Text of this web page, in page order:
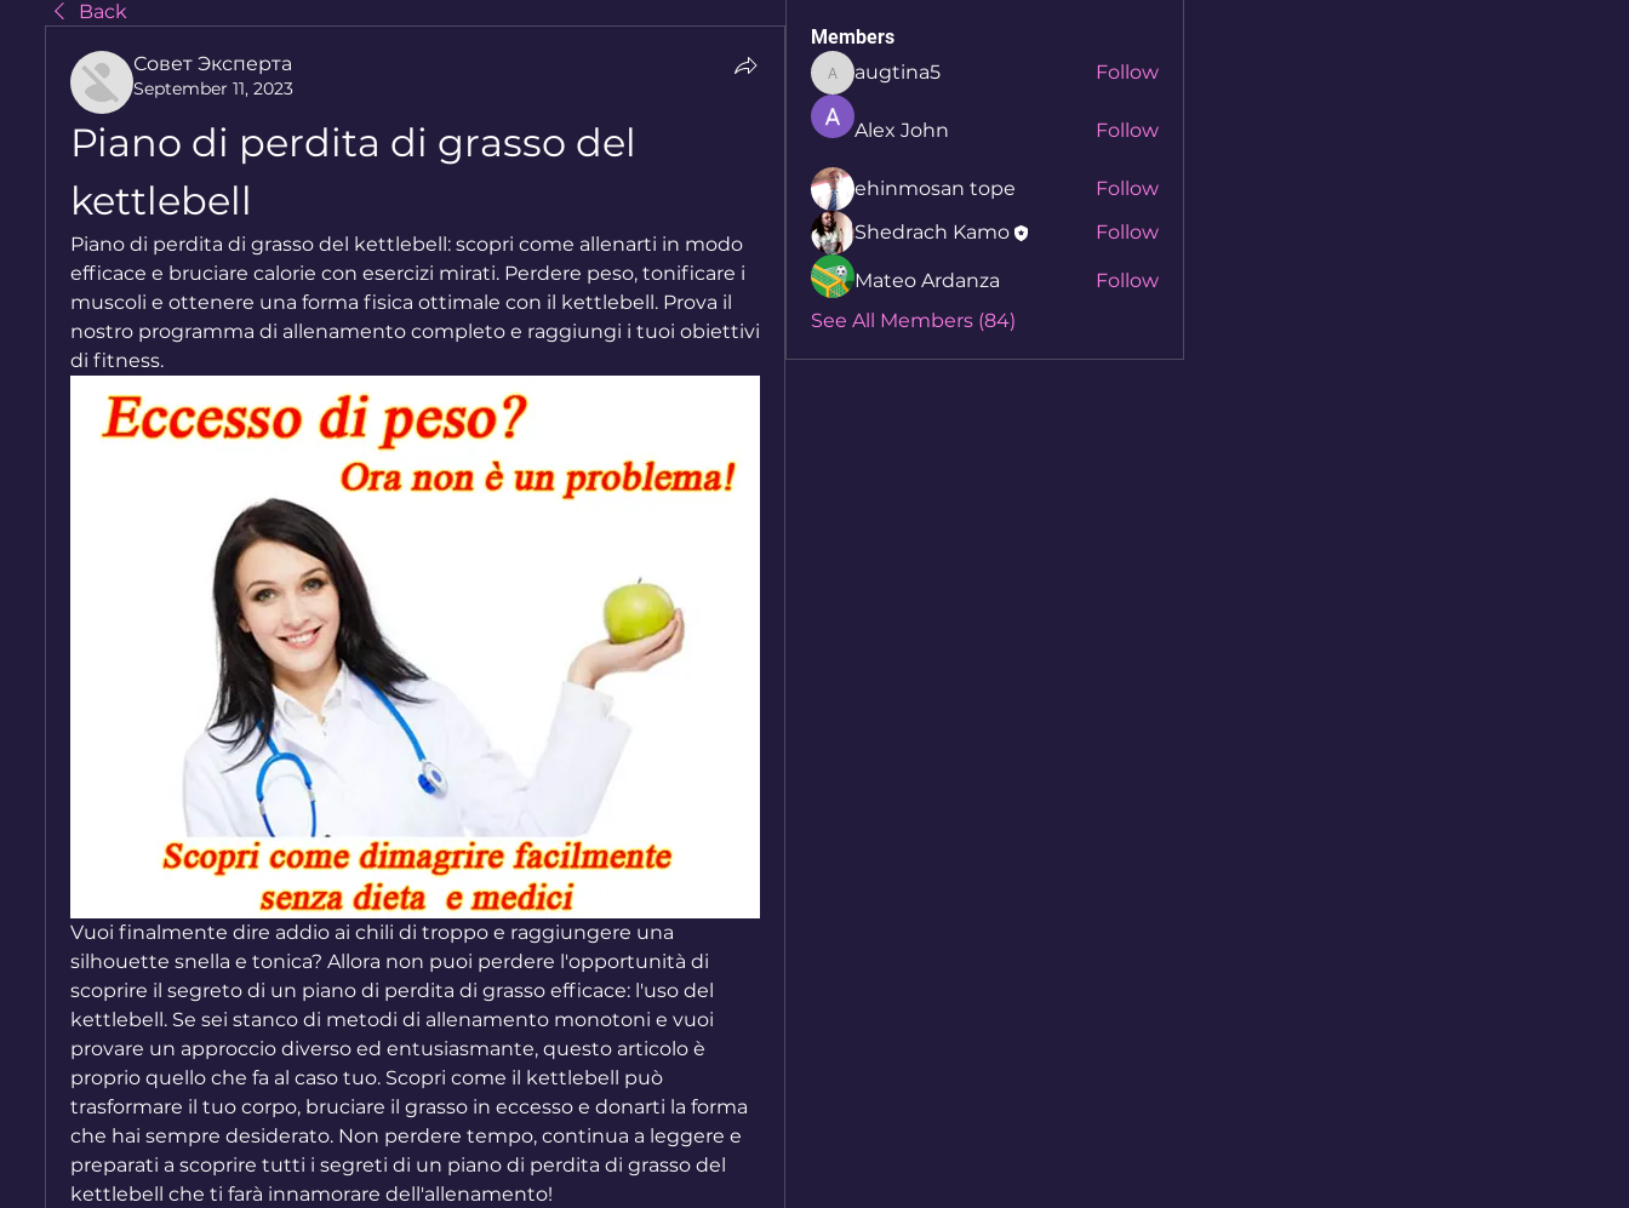
Back
Совет Эксперта
September 11, 2023
Piano di perdita di grasso del
kettlebell
Piano di perdita di grasso del kettlebell: scopri come allenarti in modo
efficace e bruciare calorie con esercizi mirati. Perdere peso, tonificare i
muscoli e ottenere una forma fisica ottimale con il kettlebell. Prova il
nostro programma di allenamento completo e raggiungi i tuoi obiettivi
di fitness.
Vuoi finalmente dire addio ai chili di troppo e raggiungere una
silhouette snella e tonica? Allora non puoi perdere l'opportunità di
scoprire il segreto di un piano di perdita di grasso efficace: l'uso del
kettlebell. Se sei stanco di metodi di allenamento monotoni e vuoi
provare un approccio diverso ed entusiasmante, questo articolo è
proprio quello che fa al caso tuo. Scopri come il kettlebell può
trasformare il tuo corpo, bruciare il grasso in eccesso e donarti la forma
che hai sempre desiderato. Non perdere tempo, continua a leggere e
preparati a scoprire tutti i segreti di un piano di perdita di grasso del
kettlebell che ti farà innamorare dell'allenamento!
Members
augtina5
augtina5 Follow
Alex John Follow
ehinmosan tope
Follow
Shedrach Kamo
Follow
Mateo Ardanza
Follow
See All Members (84)